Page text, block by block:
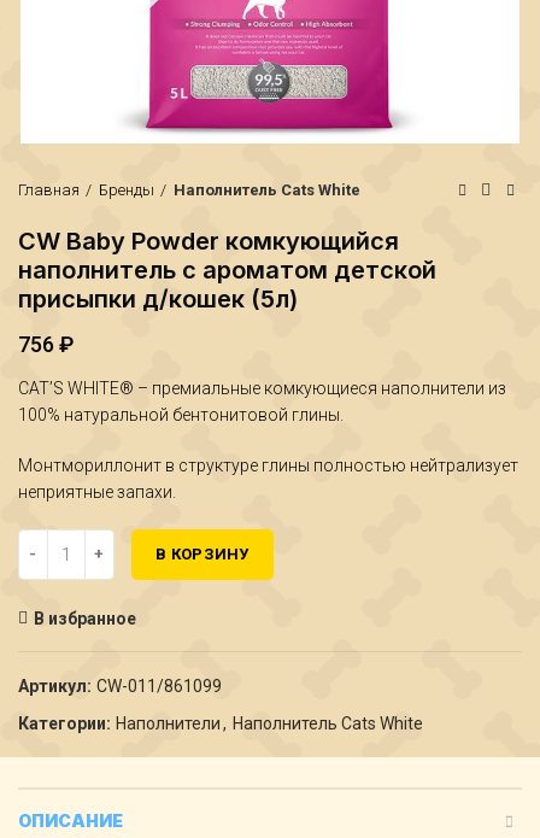
Главная Бренды Наполнитель Cats White
CW Baby Powder комкующийся
наполнитель с ароматом детской
присыпки д/кошек (5л)
756₽
CAT’S WHITE® – премиальные комкующиеся наполнители из
100% натуральной бентонитовой глины.
Монтмориллонит в структуре глины полностью нейтрализует
неприятные запахи.
В КОРЗИНУ
В избранное
Артикул: CW-011/861099
Категории: Наполнители, Наполнитель Cats White
ОПИСАНИЕ